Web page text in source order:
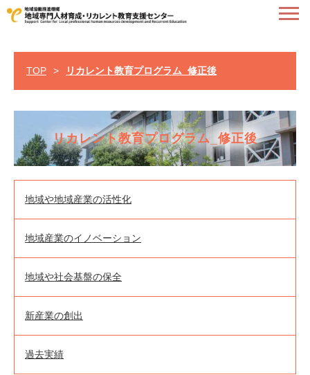
TOP > リカレント教育プログラム_修正後
リカレント教育プログラム_修正後
地域や地域産業の活性化
地域産業のイノベーション
地域や社会基盤の保全
新産業の創出
過去実績